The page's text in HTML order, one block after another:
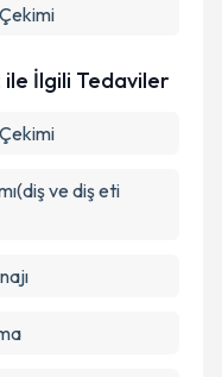
ile İlgili Tedaviler
ve diş eti